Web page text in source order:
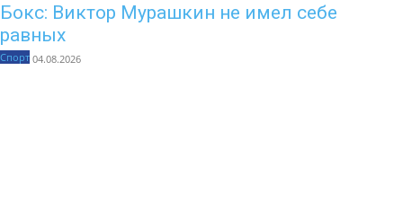
Бокс: Виктор Мурашкин не имел себе
равных
Спорт 04.08.2026